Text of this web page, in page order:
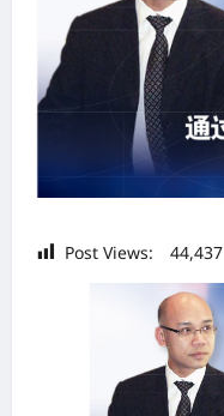
Post Views: 44,437